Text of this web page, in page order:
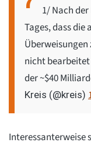
1/ Nach
Tages, dass
nicht
der ~$40
Kreis (@kreis)
Interessanterweise